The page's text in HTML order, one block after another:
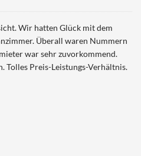
Wir hatten Glück mit dem
Überall waren Nummern
war sehr zuvorkommend.
Tolles Preis-Leistungs-Verhältnis.